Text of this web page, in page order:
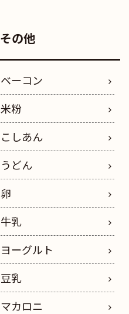
その他
ベーコン
米粉
こしあん
うどん
卵
牛乳
ヨーグルト
豆乳
マカロニ